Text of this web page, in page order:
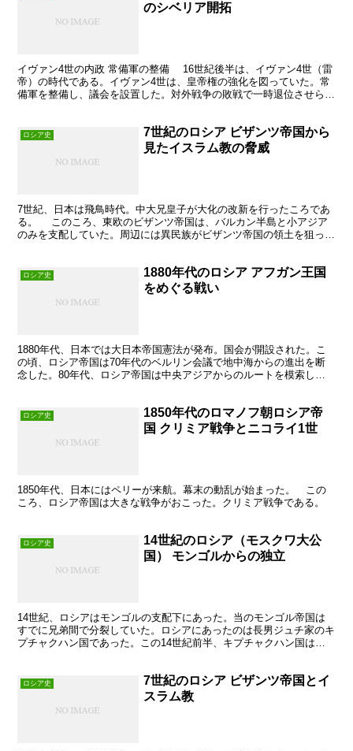
のシベリア開拓
イヴァン4世の内政 常備軍の整備 16世紀後半は、イヴァン4世（雷
帝）の時代である。イヴァン4世は、皇帝権の強化を図っていた。常
備軍を整備し、議会を設置した。対外戦争の敗戦で一時退位させられ
ロシア史
7世紀のロシア ビザンツ帝国から
見たイスラム教の脅威
7世紀、日本は飛鳥時代。中大兄皇子が大化の改新を行ったころであ
る。 このころ、東欧のビザンツ帝国は、バルカン半島と小アジア
のみを支配していた。周辺には異民族がビザンツ帝国の領土を狙って
ロシア史
1880年代のロシア アフガン王国
をめぐる戦い
1880年代、日本では大日本帝国憲法が発布。国会が開設された。こ
の頃、ロシア帝国は70年代のベルリン会議で地中海からの進出を断
念した。80年代、ロシア帝国は中央アジアからのルートを模索し
ロシア史
1850年代のロマノフ朝ロシア帝
国 クリミア戦争とニコライ1世
1850年代、日本にはペリーが来航。幕末の動乱が始まった。 この
ころ、ロシア帝国は大きな戦争がおこった。クリミア戦争である。
ロシア史
14世紀のロシア（モスクワ大公
国） モンゴルからの独立
14世紀、ロシアはモンゴルの支配下にあった。当のモンゴル帝国は
すでに兄弟間で分裂していた。ロシアにあったのは長男ジュチ家のキ
プチャクハン国であった。この14世紀前半、キプチャクハン国は全
ロシア史
7世紀のロシア ビザンツ帝国とイ
スラム教